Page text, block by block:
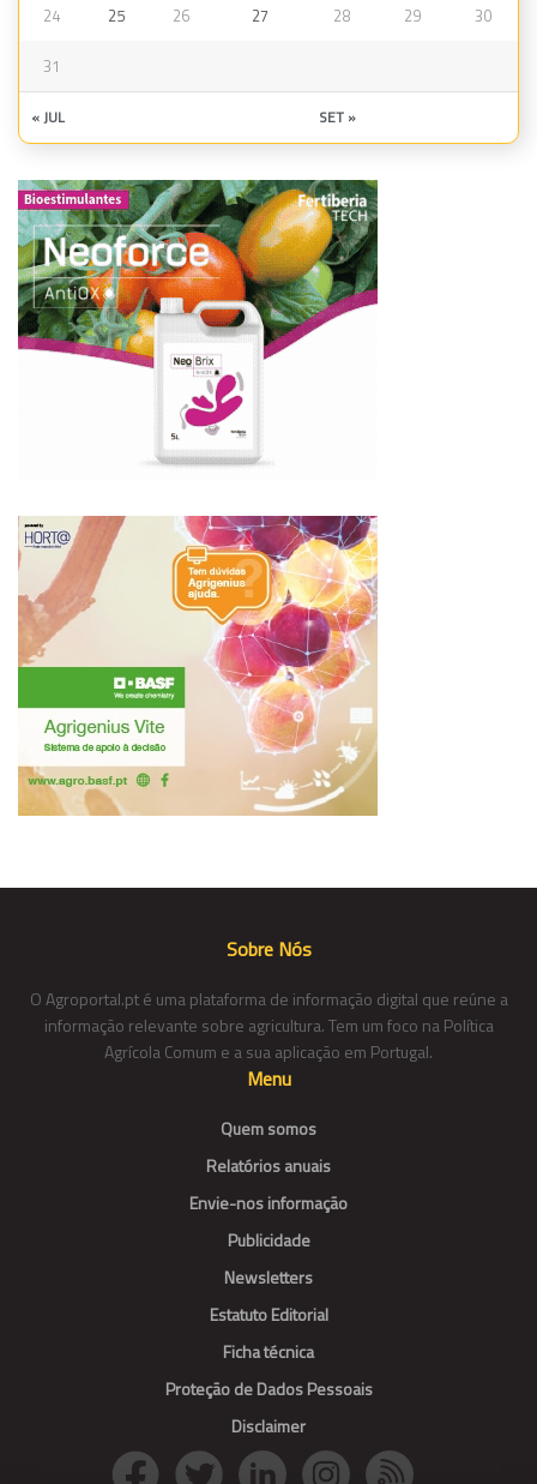
24 25 26 27 28 29 30
31
« JUL SET »
Sobre Nós
O Agroportal.pt é uma plataforma de informação digital que reúne a
informação relevante sobre agricultura. Tem um foco na Política
Agrícola Comum e a sua aplicação em Portugal.
Menu
Quem somos
Relatórios anuais
Envie-nos informação
Publicidade
Newsletters
Estatuto Editorial
Ficha técnica
Proteção de Dados Pessoais
Disclaimer